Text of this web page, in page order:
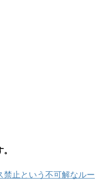
禁止という不可解なルー